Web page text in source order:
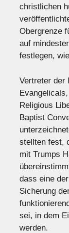
christlichen
Obergrenze
auf
festlegen,
Vertreter der
Religious
Baptist
stellten fest,
mit Trumps
dass eine
Sicherung
sei, in dem
werden.